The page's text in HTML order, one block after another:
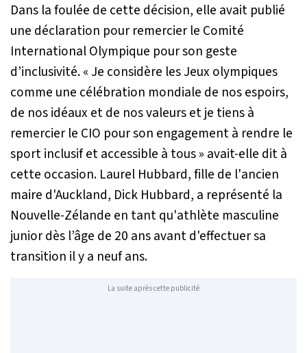
Dans la foulée de cette décision, elle avait publié
une déclaration pour remercier le Comité
International Olympique pour son geste
d’inclusivité.« Je considère les Jeux olympiques
comme une célébration mondiale de nos espoirs,
de nos idéaux et de nos valeurs et je tiens à
remercier le CIO pour son engagement à rendre le
sport inclusif et accessible à tous » avait-elle dit à
cette occasion. Laurel Hubbard, fille de l'ancien
maire d'Auckland, Dick Hubbard, a représenté la
Nouvelle-Zélande en tant qu'athlète masculine
junior dès l’âge de 20 ans avant d'effectuer sa
transition il y a neuf ans.
La suite après cette publicité